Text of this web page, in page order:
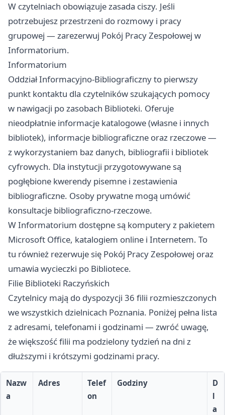
W czytelniach obowiązuje zasada ciszy. Jeśli
potrzebujesz przestrzeni do rozmowy i pracy
grupowej — zarezerwuj Pokój Pracy Zespołowej w
Informatorium.
Informatorium
Oddział Informacyjno-Bibliograficzny to pierwszy
punkt kontaktu dla czytelników szukających pomocy
w nawigacji po zasobach Biblioteki. Oferuje
nieodpłatnie informacje katalogowe (własne i innych
bibliotek), informacje bibliograficzne oraz rzeczowe —
z wykorzystaniem baz danych, bibliografii i bibliotek
cyfrowych. Dla instytucji przygotowywane są
pogłębione kwerendy pisemne i zestawienia
bibliograficzne. Osoby prywatne mogą umówić
konsultacje bibliograficzno-rzeczowe.
W Informatorium dostępne są komputery z pakietem
Microsoft Office, katalogiem online i Internetem. To
tu również rezerwuje się Pokój Pracy Zespołowej oraz
umawia wycieczki po Bibliotece.
Filie Biblioteki Raczyńskich
Czytelnicy mają do dyspozycji 36 filii rozmieszczonych
we wszystkich dzielnicach Poznania. Poniżej pełna lista
z adresami, telefonami i godzinami — zwróć uwagę,
że większość filii ma podzielony tydzień na dni z
dłuższymi i krótszymi godzinami pracy.
Nazw
a
Adres
Telef
on
Godziny
D
l
a